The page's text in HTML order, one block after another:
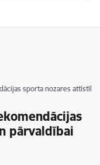
sporta nozares
pārvaldībai